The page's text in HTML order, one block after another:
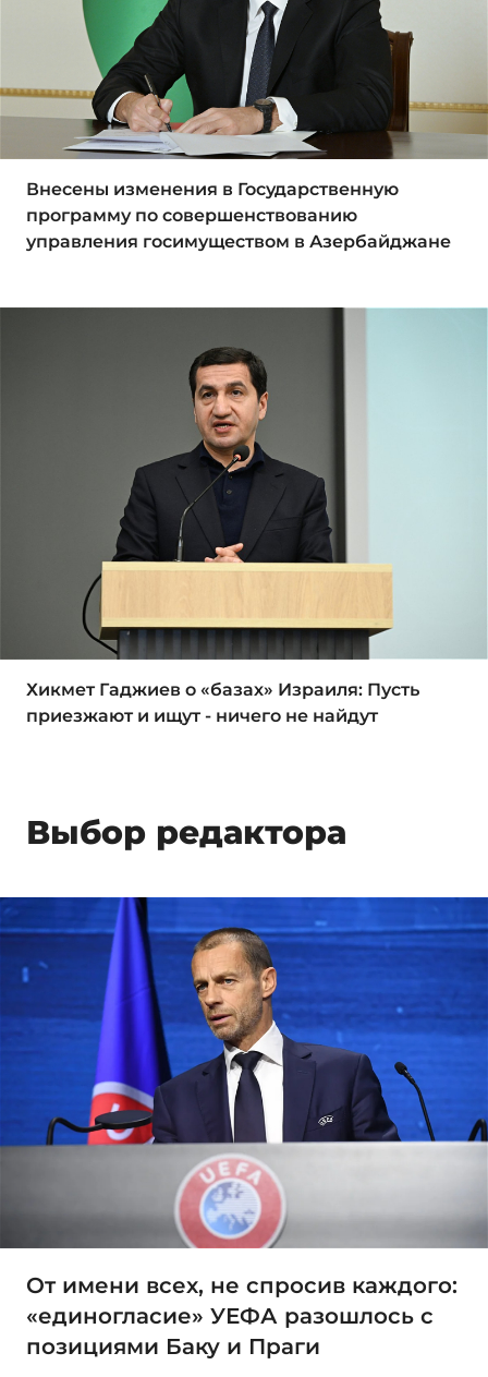
Внесены изменения в Государственную
программу по совершенствованию
управления госимуществом в Азербайджане
Хикмет Гаджиев о «базах» Израиля: Пусть
приезжают и ищут - ничего не найдут
Выбор редактора
От имени всех, не спросив каждого:
«единогласие» УЕФА разошлось с
позициями Баку и Праги